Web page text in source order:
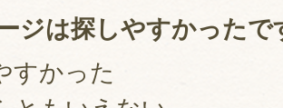
ジは探しやすかったで
すかった